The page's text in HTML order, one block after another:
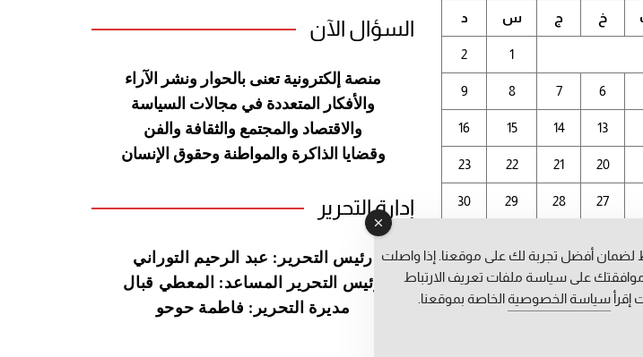
أغسطس 2026
خ ج س د
1
2
6
7
8
9
13
14
15
16
20
21
22
23
27
28
29
30
السؤال الآن
منصة إلكترونية تعنى بالحوار ونشر الآراء
والأفكار المتعددة في مجالات السياسة
والاقتصاد والمجتمع والثقافة والفن
وقضايا الذاكرة والمواطنة وحقوق الإنسان
إدارة التحرير
رئيس التحرير: عبد الرحيم التوراني
رئيس التحرير المساعد: المعطي قبال
مديرة التحرير: فاطمة حوحو
لضمان أفضل تجربة لك على موقعنا. إذا واصلت
على سياسة ملفات تعريف الارتباط
إقرأ سياسة الخصوصيةالخاصة بموقعنا.